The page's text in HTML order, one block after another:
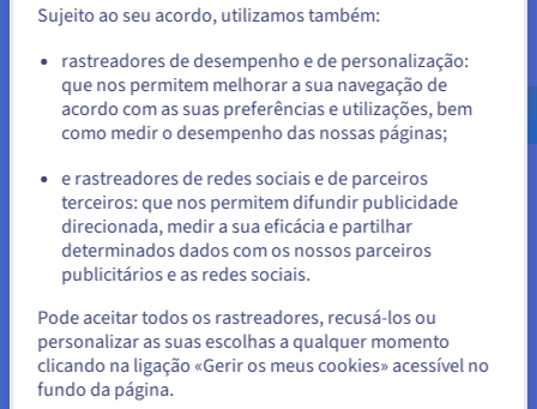
Aceder ao website do Estados Unidos
us.ovhcloud.com/solutions Inglês USD - $
ou
Ficar no website atual
Selecionar outro website
Sujeito ao seu acordo, utilizamos também:
rastreadores de desempenho e de personalização:
que nos permitem melhorar a sua navegação de
acordo com as suas preferências e utilizações, bem
como medir o desempenho das nossas páginas;
e rastreadores de redes sociais e de parceiros
terceiros: que nos permitem difundir publicidade
direcionada, medir a sua eficácia e partilhar
determinados dados com os nossos parceiros
publicitários e as redes sociais.
Pode aceitar todos os rastreadores, recusá-los ou
personalizar as suas escolhas a qualquer momento
clicando na ligação «Gerir os meus cookies» acessível no
fundo da página.